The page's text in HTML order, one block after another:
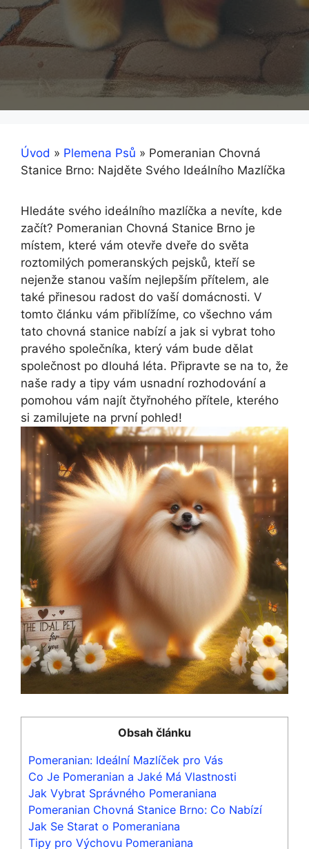
Úvod » Plemena Psů » Pomeranian Chovná
Stanice Brno: Najděte Svého Ideálního Mazlíčka
Hledáte svého ideálního mazlíčka a nevíte, kde
začít? Pomeranian Chovná Stanice Brno je
místem, které vám otevře dveře do světa
roztomilých pomeranských pejsků, kteří se
nejenže stanou vaším nejlepším přítelem, ale
také přinesou radost do vaší domácnosti. V
tomto článku vám přiblížíme, co všechno vám
tato chovná stanice nabízí a jak si vybrat toho
pravého společníka, který vám bude dělat
společnost po dlouhá léta. Připravte se na to, že
naše rady a tipy vám usnadní rozhodování a
pomohou vám najít čtyřnohého přítele, kterého
si zamilujete na první pohled!
Obsah článku
Pomeranian: Ideální Mazlíček pro Vás
Co Je Pomeranian a Jaké Má Vlastnosti
Jak Vybrat Správného Pomeraniana
Pomeranian Chovná Stanice Brno: Co Nabízí
Jak Se Starat o Pomeraniana
Tipy pro Výchovu Pomeraniana